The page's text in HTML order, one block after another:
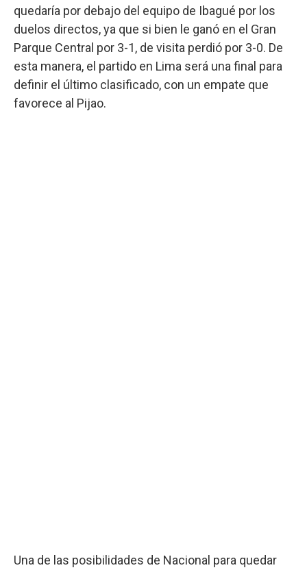
quedaría por debajo del equipo de Ibagué por los
duelos directos, ya que si bien le ganó en el Gran
Parque Central por 3-1, de visita perdió por 3-0. De
esta manera, el partido en Lima será una final para
definir el último clasificado, con un empate que
favorece al Pijao.
Una de las posibilidades de Nacional para quedar